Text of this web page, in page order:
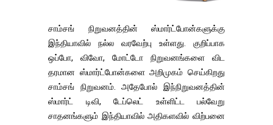
சாம்சங் நிறுவனத்தின் ஸ்மார்ட்போன்களுக்கு
இந்தியாவில் நல்ல வரவேற்பு உள்ளது. குறிப்பாக
ஒப்போ, விவோ, மோட்டோ நிறுவனங்களை விட
தரமான ஸ்மார்ட்போன்களை அறிமுகம் செய்கிறது
சாம்சங் நிறுவனம். அதேபோல் இந்நிறுவனத்தின்
ஸ்மார்ட் டிவி, டேப்லெட் உள்ளிட்ட பல்வேறு
சாதனங்களும் இந்தியாவில் அதிகளவில் விற்பனை